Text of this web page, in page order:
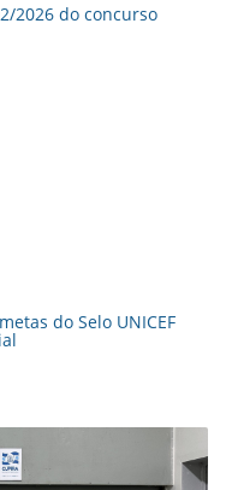
2026 do concurso
do Selo UNICEF